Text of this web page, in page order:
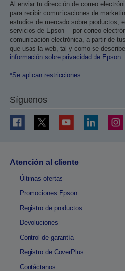
Al enviar tu dirección de correo
para recibir comunicaciones de
estudios de mercado sobre productos,
servicios de Epson— por correo
comunicación electrónica, a partir de
que usas la web, tal y como se
información sobre privacidad de Epson.
*Se aplican restricciones
Síguenos
Atención al cliente
Últimas ofertas
Promociones Epson
Registro de productos
Devoluciones
Control de garantía
Registro de CoverPlus
Contáctanos